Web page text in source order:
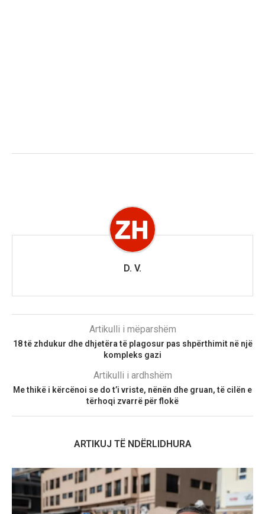
D. V.
Artikulli i mëparshëm
18 të zhdukur dhe dhjetëra të plagosur pas shpërthimit në një
kompleks gazi
Artikulli i ardhshëm
Me thikë i kërcënoi se do t’i vriste, nënën dhe gruan, të cilën e
tërhoqi zvarrë për flokë
ARTIKUJ TË NDËRLIDHURA